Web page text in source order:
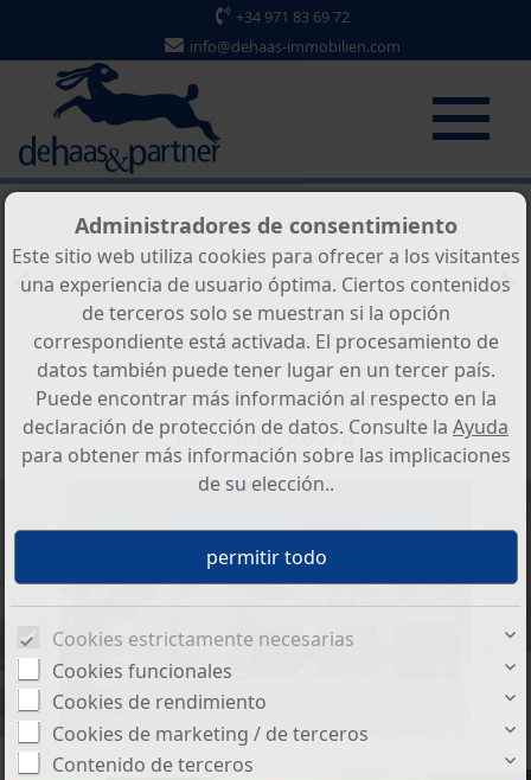
+34 971 83 69 72
info@dehaas-immobilien.com
Objeto 22 de 42
Volver al resumen
Finca de nueva construcción
con vistas al mar, amplias vistas
y muy cerca del campo de golf
Referencia: 5080 PB
Administradores de consentimiento
Este sitio web utiliza cookies para ofrecer a los visitantes
una experiencia de usuario óptima. Ciertos contenidos
de terceros solo se muestran si la opción
correspondiente está activada. El procesamiento de
datos también puede tener lugar en un tercer país.
Puede encontrar más información al respecto en la
declaración de protección de datos. Consulte la Ayuda
para obtener más información sobre las implicaciones
de su elección..
Cookies estrictamente necesarias
Cookies funcionales
Cookies de rendimiento
Cookies de marketing / de terceros
Contenido de terceros